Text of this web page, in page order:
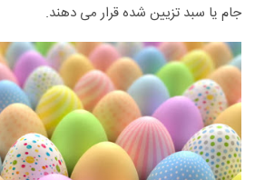
جام یا سبد تزیین شده قرار می دهند.